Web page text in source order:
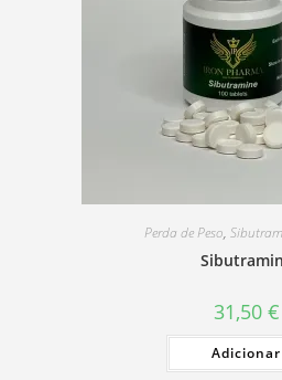
Perda de Peso,
31,50 €
Adicionar